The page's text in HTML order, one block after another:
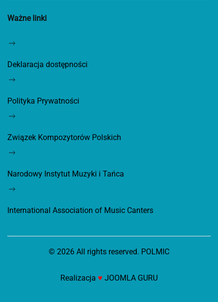
Ważne linki
Deklaracja dostępności
Polityka Prywatności
Związek Kompozytorów Polskich
Narodowy Instytut Muzyki i Tańca
International Association of Music Canters
© 2026 All rights reserved. POLMIC
Realizacja ♥ JOOMLA GURU